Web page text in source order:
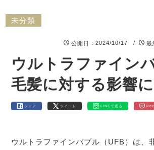
未分類
公開日 ：2024/10/17 / 最
ウルトラファイン
毛髪に対する影響
シェア ツイート LINEで送る
ウルトラファインバブル（UFB）は、